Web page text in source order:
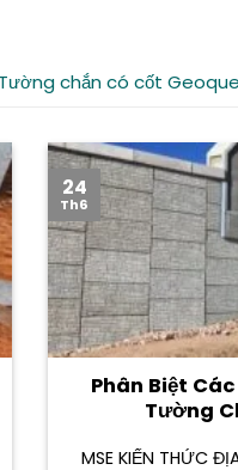
Tường chắn có cốt
Phân Biệt
Tường
MSE KIẾN THỨC
24
Th6